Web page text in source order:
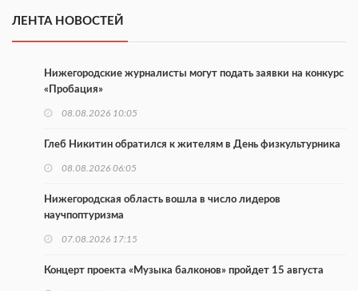
ЛЕНТА НОВОСТЕЙ
Нижегородские журналисты могут подать заявки на конкурс
«Пробация»
08.08.2026 10:05
Глеб Никитин обратился к жителям в День физкультурника
08.08.2026 06:05
Нижегородская область вошла в число лидеров
научпоптуризма
07.08.2026 17:15
Концерт проекта «Музыка балконов» пройдет 15 августа